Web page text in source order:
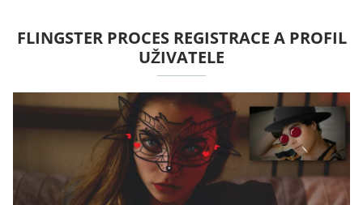
FLINGSTER PROCES REGISTRACE A PROFIL
UŽIVATELE